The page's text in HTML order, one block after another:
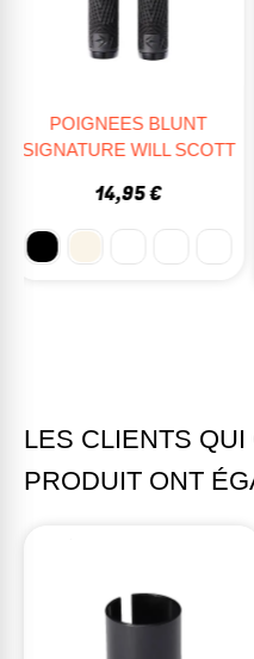
POIGNÉES ETHIC DTC
LES CLIENTS
PRODUIT ONT